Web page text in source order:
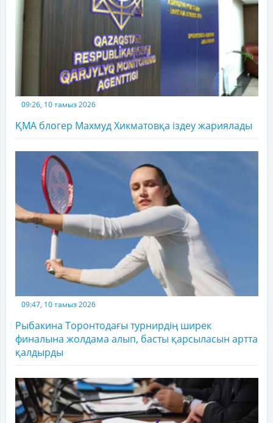
09:26, 10 тамыз 2026
ҚМА блогер Махмуд Хикматовқа іздеу жариялады
09:47, 10 тамыз 2026
Рыбакина Торонтодағы турнирдің ширек
финалына жолдама алып, басты қарсыласын артта
қалдырды